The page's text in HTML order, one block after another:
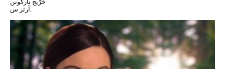
آرثر س.